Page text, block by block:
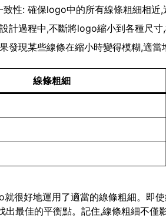
性: 確保logo中的所有線條粗細相近,
計過程中,不斷將logo縮小到各種尺寸,
發現某些線條在縮小時變得模糊,適當
線條粗細
很好地運用了適當的線條粗細。即
出最佳的平衡點。記住,線條粗細不